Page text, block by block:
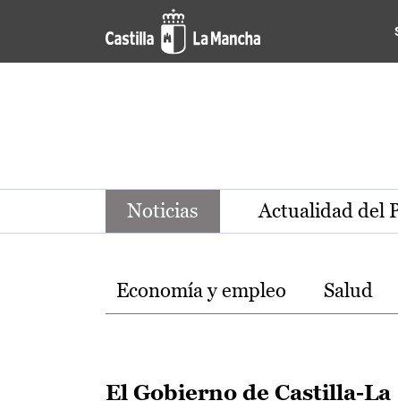
Pasar al contenido principal
Noticias de la región de
Noticias Actualidad del
Temas
Economía y empleo Salud
El Gobierno de Castilla-La